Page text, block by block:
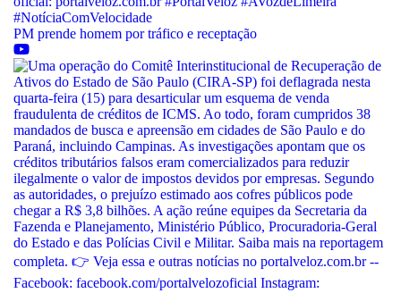
PM prende homem por tráfico e receptação